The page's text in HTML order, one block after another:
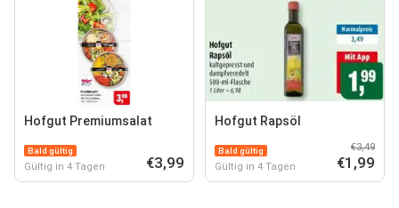
Hofgut Premiumsalat
Bald gültig
Gültig in 4 Tagen €3,99
Hofgut Rapsöl
Bald gültig
Gültig in 4 Tagen
€3,49
€1,99